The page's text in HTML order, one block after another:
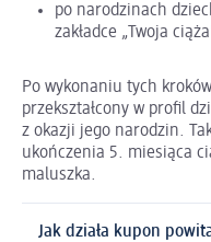
po narodzinach
zakładce „Twoja
Po wykonaniu tych
przekształcony w profil
z okazji jego narodzin.
ukończenia 5. miesiąca
maluszka.
Jak działa kupon